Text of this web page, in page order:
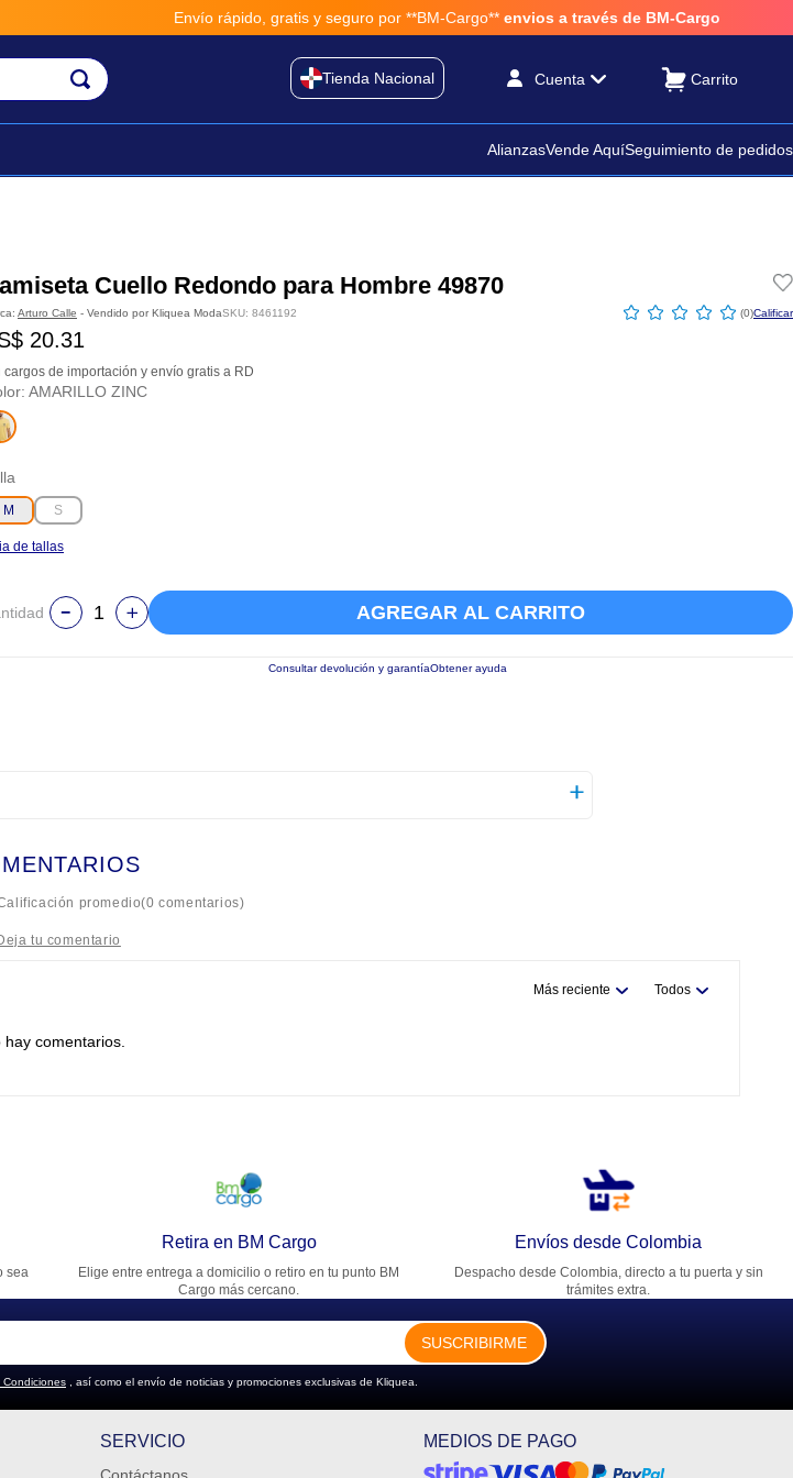
Envío rápido, gratis y seguro por **BM-Cargo** envios a través de BM-Cargo
Tienda Nacional Cuenta
AlianzasVende AquíSeguimiento de pedidos
Cuello Redondo para Hombre 49870
Arturo Calle - Vendido por Kliquea ModaSKU: 8461192 ☆ ☆ ☆ ☆ ☆ (0)
20.31
cargos de importación y envío gratis a RD
: AMARILLO ZINC
M S
de tallas
AGREGAR AL CARRITO
Consultar devolución y garantíaObtener ayuda
promedio(0 comentarios)
ENVIAR COMENTARIO
Más reciente Todos
hay comentarios.
sea
Retira en BM Cargo
Elige entre entrega a domicilio o retiro en tu punto BM
Cargo más cercano.
Envíos desde Colombia
Despacho desde Colombia, directo a tu puerta y sin
trámites extra.
SUSCRIBIRME
Condiciones , así como el envío de noticias y promociones exclusivas de Kliquea.
SERVICIO MEDIOS DE PAGO